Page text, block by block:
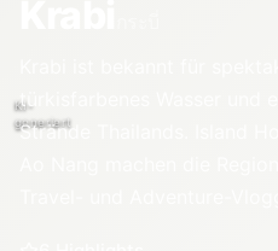
KI-
generiert
türkisfarbenes Wasser und
Strände Thailands. Island